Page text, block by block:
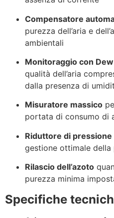
Compensatore
purezza dell’aria e
ambientali
Monitoraggio con
qualità dell’aria
dalla presenza di
Misuratore massico
portata di consumo di
Riduttore di
gestione ottimale
Rilascio dell’azoto
purezza minima
Specifiche